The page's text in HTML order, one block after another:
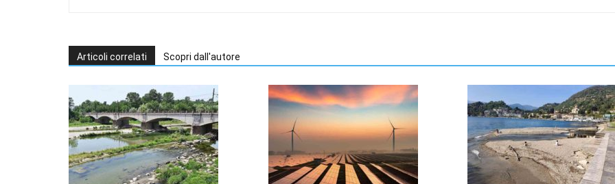
Articoli correlati Scopri dall'autore